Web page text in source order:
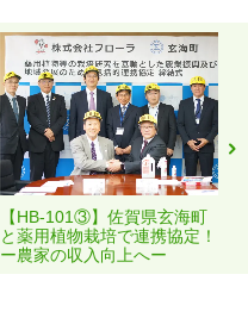
【HB-101③】佐賀県玄海町
と薬用植物栽培で連携協定！
ー農家の収入向上へー